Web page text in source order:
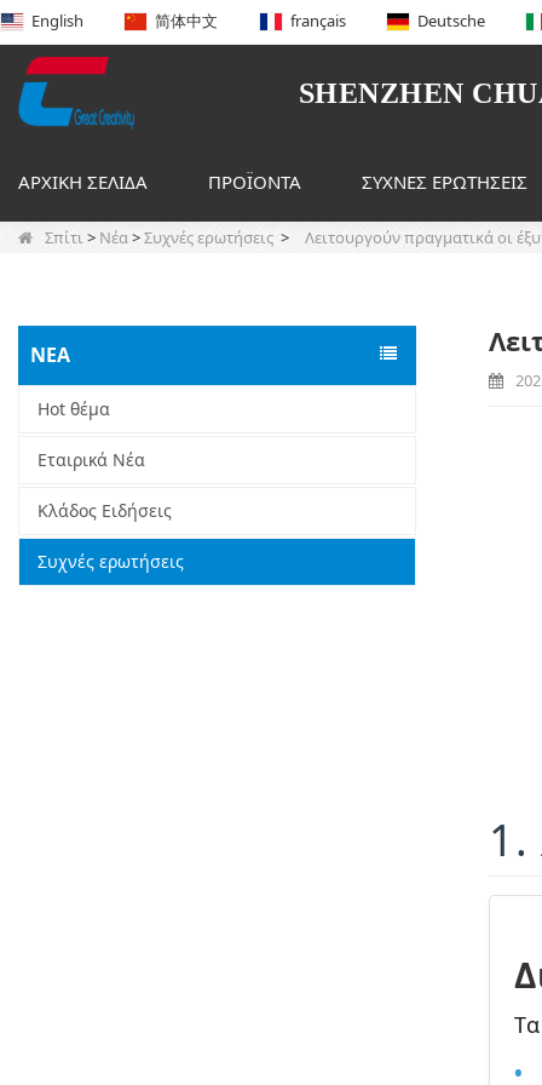
English 简体中文 français Deutsche
SHENZHEN
ΑΡΧΙΚΉ ΣΕΛΊΔΑ ΠΡΟΪΌΝΤΑ ΣΥΧΝΈΣ ΕΡΩΤΉΣΕΙΣ
Σπίτι > Νέα >Συχνές ερωτήσεις > Λειτουργούν πραγματικά οι
ΝΈΑ
Hot θέμα
Εταιρικά Νέα
Κλάδος Ειδήσεις
Συχνές ερωτήσεις
1.